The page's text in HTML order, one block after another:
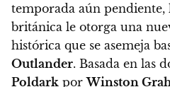
temporada aún pendiente,
británica le otorga una
histórica que se asemeja
Outlander. Basada en las
Poldark porWinston